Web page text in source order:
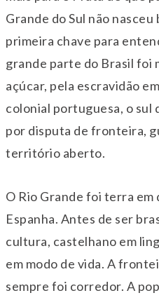
Grande do Sul não nasceu
primeira chave para
grande parte do Brasil foi
açúcar, pela escravidão
colonial portuguesa, o
por disputa de fronteira,
território aberto.
O Rio Grande foi terra
Espanha. Antes de ser
cultura, castelhano em
em modo de vida. A
sempre foi corredor. A